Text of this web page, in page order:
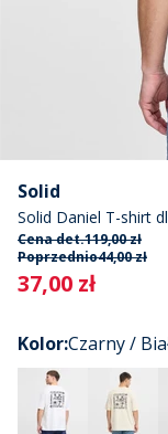
Solid
Solid Daniel T-shirt
Cena det.119,00 zł
Poprzednio44,00 zł
Current
37,00 zł
Kolor:Czarny /